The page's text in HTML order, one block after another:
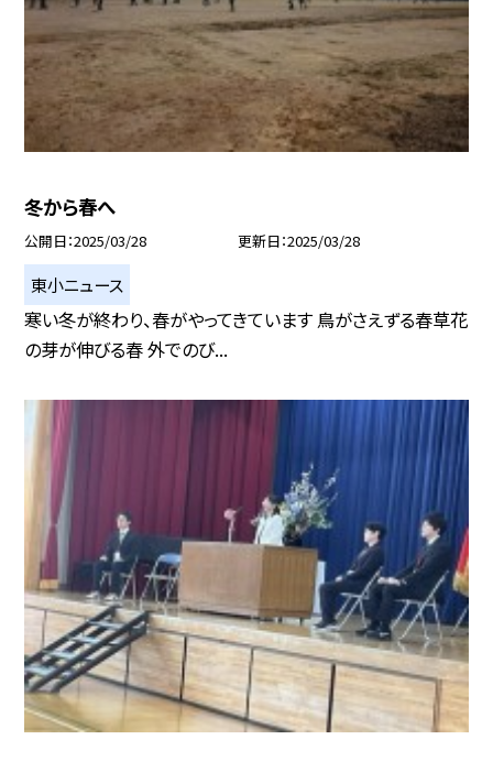
冬から春へ
公開日 2025/03/28 更新日 2025/03/28
東小ニュース
寒い冬が終わり、春がやってきています 鳥がさえずる春草花
の芽が伸びる春 外でのび...